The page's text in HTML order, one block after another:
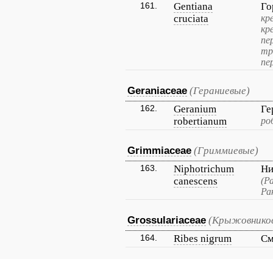
161.
Gentiana
cruciata
Geraniaceae (Гераниевые)
162.
Geranium
robertianum
Grimmiaceae (Гриммиевые)
163.
Niphotrichum
canescens
Grossulariaceae
164. Ribes nigrum